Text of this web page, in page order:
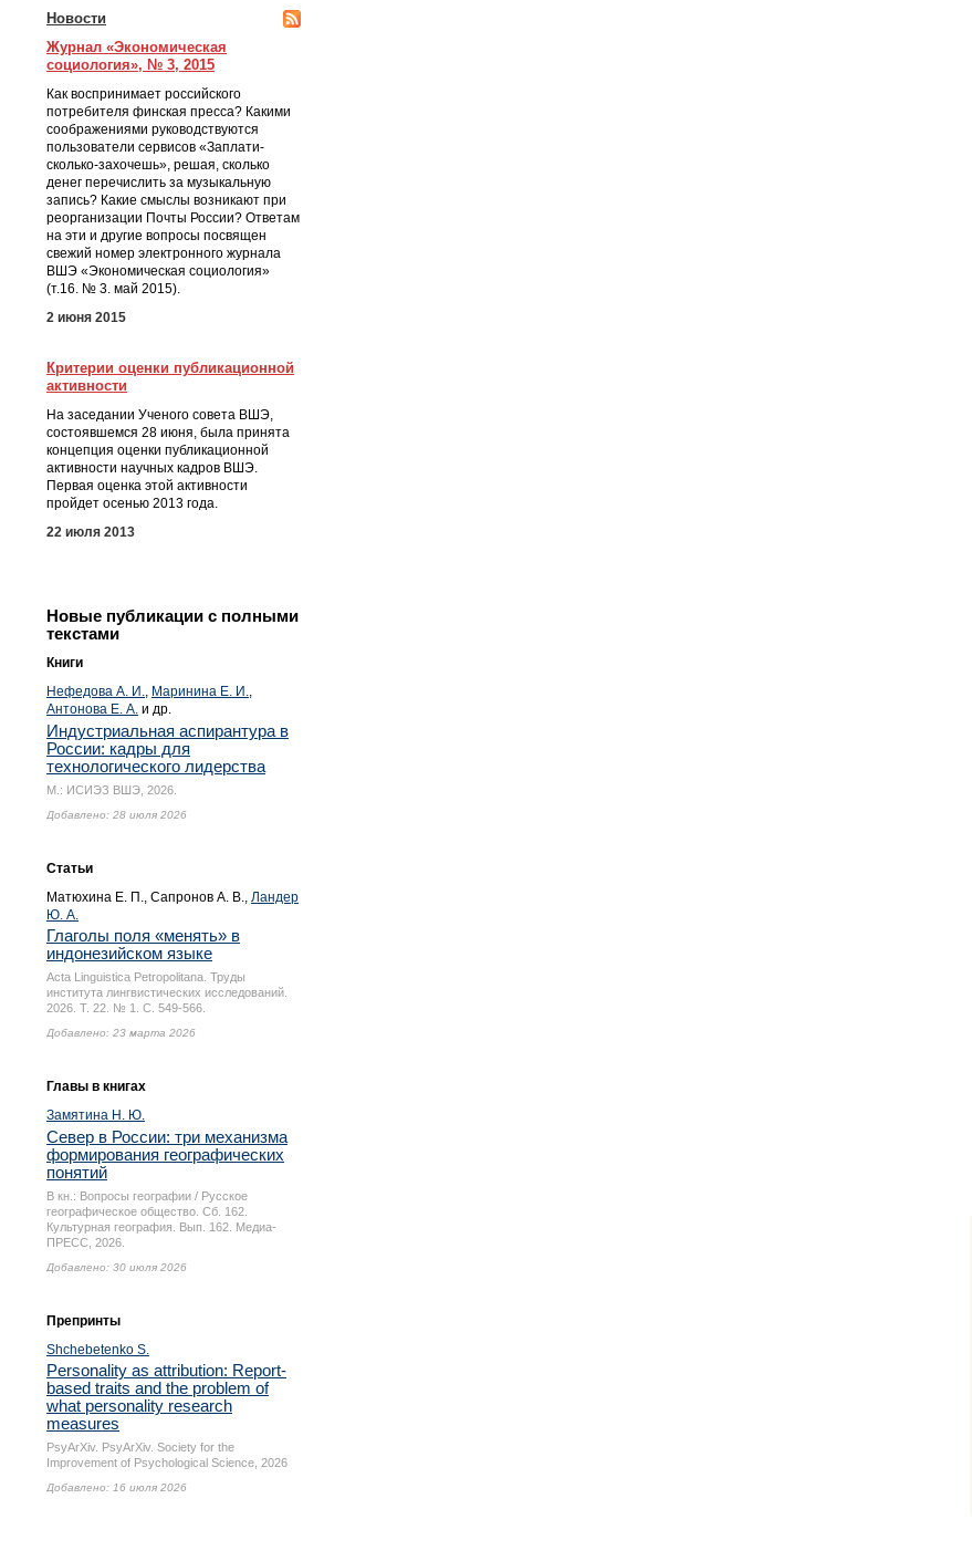
Новости
Журнал «Экономическая
социология», № 3, 2015
Как воспринимает российского
потребителя финская пресса? Какими
соображениями руководствуются
пользователи сервисов «Заплати-
сколько-захочешь», решая, сколько
денег перечислить за музыкальную
запись? Какие смыслы возникают при
реорганизации Почты России? Ответам
на эти и другие вопросы посвящен
свежий номер электронного журнала
ВШЭ «Экономическая социология»
(т.16. № 3. май 2015).
2 июня 2015
Критерии оценки публикационной
активности
На заседании Ученого совета ВШЭ,
состоявшемся 28 июня, была принята
концепция оценки публикационной
активности научных кадров ВШЭ.
Первая оценка этой активности
пройдет осенью 2013 года.
22 июля 2013
Новые публикации с полными
текстами
Книги
Нефедова А. И., Маринина Е. И.,
Антонова Е. А. и др.
Индустриальная аспирантура в
России: кадры для
технологического лидерства
М.: ИСИЭЗ ВШЭ, 2026.
Добавлено: 28 июля 2026
Статьи
Матюхина Е. П.
, Сапронов А. В., Ландер
Ю. А.
Глаголы поля «менять» в
индонезийском языке
Acta Linguistica Petropolitana. Труды
института лингвистических исследований.
2026. Т. 22. № 1. С. 549-566.
Добавлено: 23 марта 2026
Главы в книгах
Замятина Н. Ю.
Север в России: три механизма
формирования географических
понятий
В кн.: Вопросы географии / Русское
географическое общество. Сб. 162.
Культурная география. Вып. 162. Медиа-
ПРЕСС, 2026.
Добавлено: 30 июля 2026
Препринты
Shchebetenko S.
Personality as attribution: Report-
based traits and the problem of
what personality research
measures
PsyArXiv. PsyArXiv. Society for the
Improvement of Psychological Science, 2026
Добавлено: 16 июля 2026